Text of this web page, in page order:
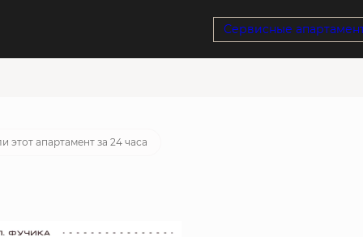
Сервисные
этот апартамент за 24 часа